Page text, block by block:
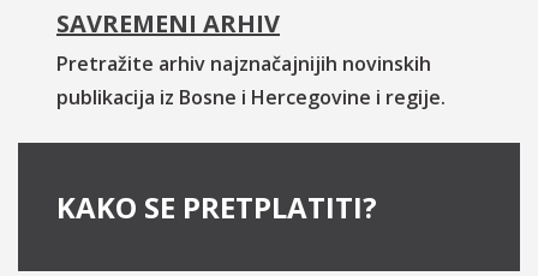
SAVREMENI ARHIV
Pretražite arhiv najznačajnijih novinskih
publikacija iz Bosne i Hercegovine i regije.
KAKO SE PRETPLATITI?